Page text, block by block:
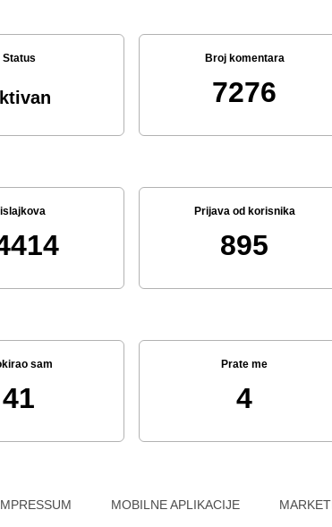
Status Broj komentara
7276
Prijava od korisnika
895
sam
41
Prate me
4
MOBILNE APLIKACIJE